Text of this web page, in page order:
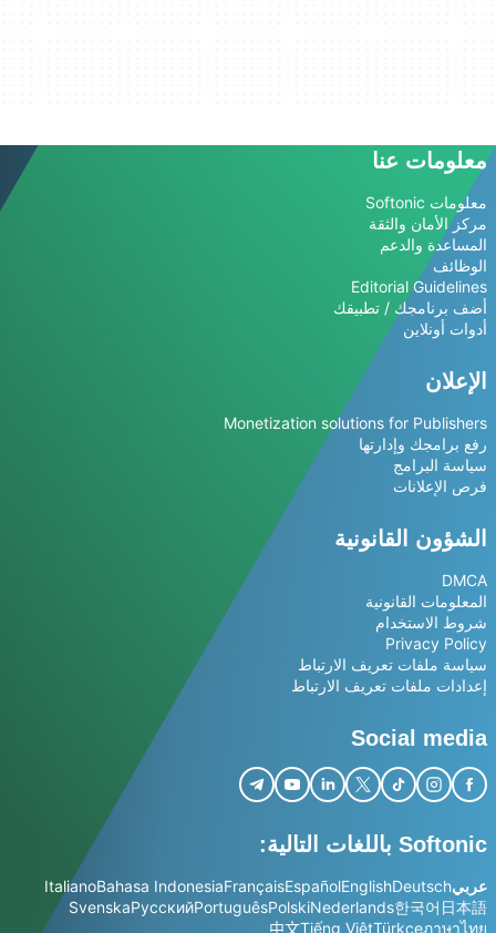
معلومات عنا
معلومات Softonic
مركز الأمان والثقة
المساعدة والدعم
الوظائف
Editorial Guidelines
أضف برنامجك / تطبيقك
أدوات أونلاين
الإعلان
Monetization solutions for Publishers
رفع برامجك وإدارتها
سياسة البرامج
فرص الإعلانات
الشؤون القانونية
DMCA
المعلومات القانونية
شروط الاستخدام
Privacy Policy
سياسة ملفات تعريف الارتباط
إعدادات ملفات تعريف الارتباط
Social media
Softonic باللغات التالية:
عربيDeutsch
English
Español
Français
Bahasa Indonesia
Italiano
日本語
한국어
Nederlands
Polski
Português
Русский
Svenska
ภาษาไทย
Türkçe
Tiếng Việt
中文